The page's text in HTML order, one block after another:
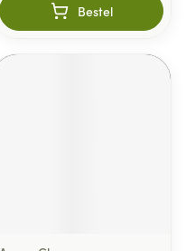
Bestel